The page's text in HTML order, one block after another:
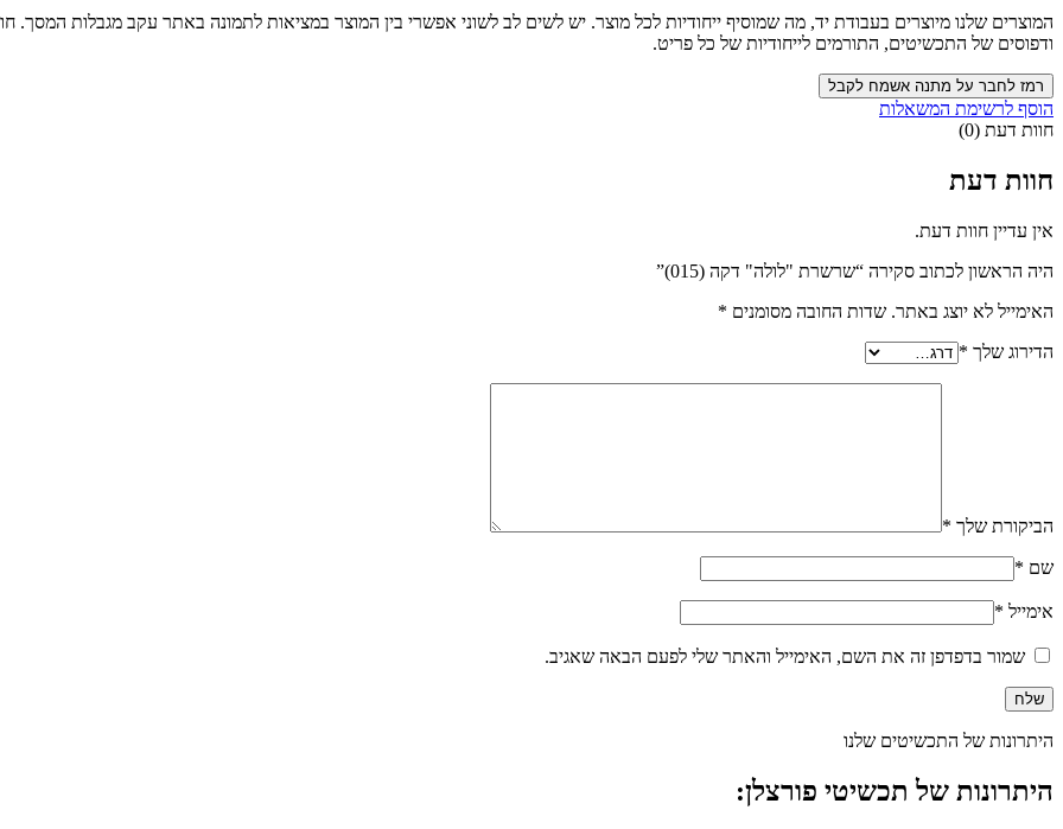
המוצרים שלנו מיוצרים בעבודת יד, מה שמוסיף ייחודיות לכל מוצר. יש לשים לב לשוני אפשרי בין המוצר במציאות לתמונה באתר עקב מגבלות המסך.
ודפוסים של התכשיטים, התורמים לייחודיות של כל פריט.
רמז לחבר על מתנה אשמח לקבל
הוסף לרשימת המשאלות
חוות דעת (0)
חוות דעת
אין עדיין חוות דעת.
היה הראשון לכתוב סקירה “שרשרת "לולה" דקה (015)”
האימייל לא יוצג באתר. שדות החובה מסומנים *
הדירוג שלך *
הביקורת שלך *
שם *
אימייל *
שמור בדפדפן זה את השם, האימייל והאתר שלי לפעם הבאה שאגיב.
היתרונות של התכשיטים שלנו
היתרונות של תכשיטי פורצלן: